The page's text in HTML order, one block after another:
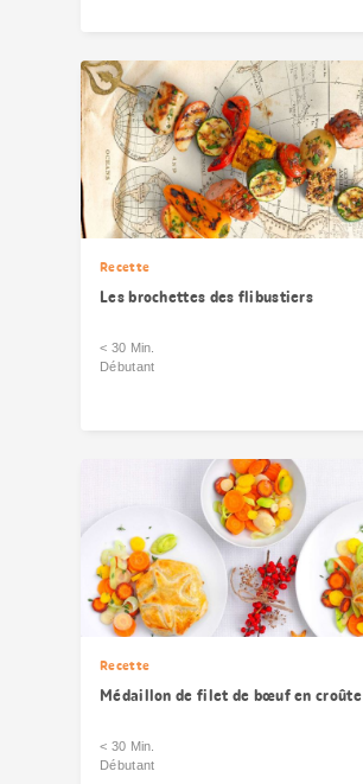
Recette
Les brochettes des flibustiers
< 30 Min.
Débutant
Recette
Médaillon de filet de bœuf en croûte
< 30 Min.
Débutant